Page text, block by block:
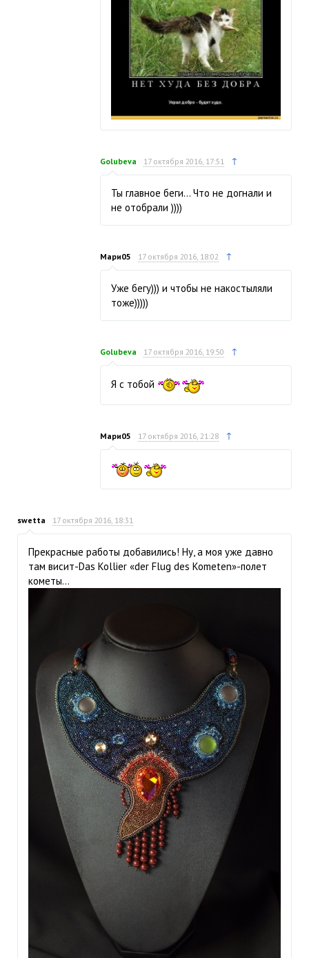
Golubeva 17 октября 2016, 17:51 ↑
Ты главное беги… Что не догнали и
не отобрали ))))
Мари05 17 октября 2016, 18:02 ↑
Уже бегу))) и чтобы не накостыляли
тоже)))))
Golubeva 17 октября 2016, 19:50 ↑
Я с тобой
Мари05 17 октября 2016, 21:28 ↑
swetta 17 октября 2016, 18:31
Прекрасные работы добавились! Ну, а моя уже давно
там висит-Das Kollier «der Flug des Kometen»-полет
кометы…